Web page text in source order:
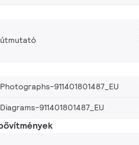
911401801487_EU
911401801487_EU